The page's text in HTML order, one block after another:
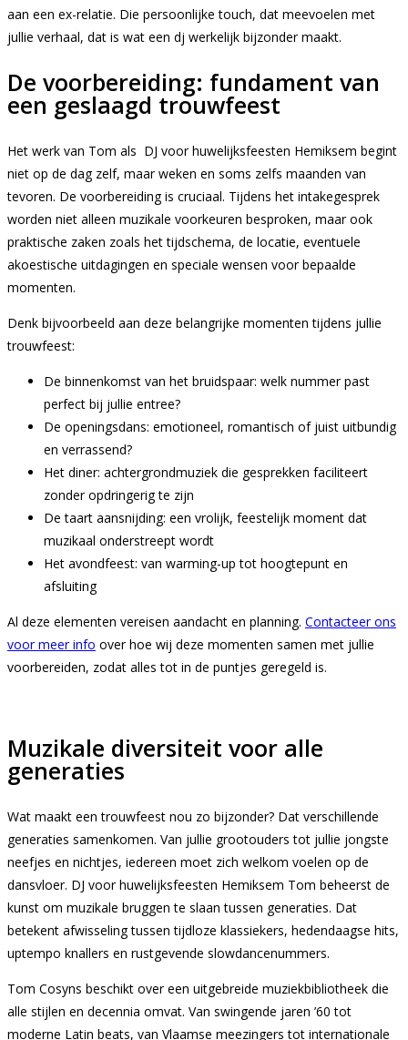
aan een ex-relatie. Die persoonlijke touch, dat meevoelen met
jullie verhaal, dat is wat een dj werkelijk bijzonder maakt.
De voorbereiding: fundament van
een geslaagd trouwfeest
Het werk van Tom als DJ voor huwelijksfeesten Hemiksem begint
niet op de dag zelf, maar weken en soms zelfs maanden van
tevoren. De voorbereiding is cruciaal. Tijdens het intakegesprek
worden niet alleen muzikale voorkeuren besproken, maar ook
praktische zaken zoals het tijdschema, de locatie, eventuele
akoestische uitdagingen en speciale wensen voor bepaalde
momenten.
Denk bijvoorbeeld aan deze belangrijke momenten tijdens jullie
trouwfeest:
De binnenkomst van het bruidspaar: welk nummer past
perfect bij jullie entree?
De openingsdans: emotioneel, romantisch of juist uitbundig
en verrassend?
Het diner: achtergrondmuziek die gesprekken faciliteert
zonder opdringerig te zijn
De taart aansnijding: een vrolijk, feestelijk moment dat
muzikaal onderstreept wordt
Het avondfeest: van warming-up tot hoogtepunt en
afsluiting
Al deze elementen vereisen aandacht en planning. Contacteer ons
voor meer info over hoe wij deze momenten samen met jullie
voorbereiden, zodat alles tot in de puntjes geregeld is.
Muzikale diversiteit voor alle
generaties
Wat maakt een trouwfeest nou zo bijzonder? Dat verschillende
generaties samenkomen. Van jullie grootouders tot jullie jongste
neefjes en nichtjes, iedereen moet zich welkom voelen op de
dansvloer. DJ voor huwelijksfeesten Hemiksem Tom beheerst de
kunst om muzikale bruggen te slaan tussen generaties. Dat
betekent afwisseling tussen tijdloze klassiekers, hedendaagse hits,
uptempo knallers en rustgevende slowdancenummers.
Tom Cosyns beschikt over een uitgebreide muziekbibliotheek die
alle stijlen en decennia omvat. Van swingende jaren ’60 tot
moderne Latin beats, van Vlaamse meezingers tot internationale